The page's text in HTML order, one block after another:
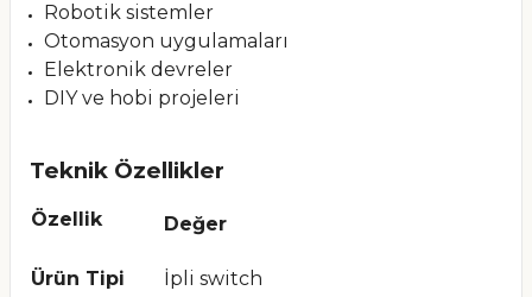
Robotik sistemler
Otomasyon uygulamaları
Elektronik devreler
DIY ve hobi projeleri
Teknik Özellikler
Özellik Değer
Ürün Tipi
İpli switch